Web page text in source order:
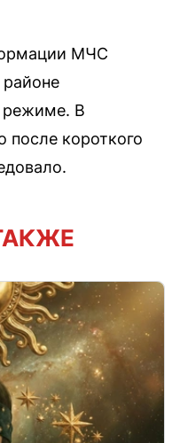
МЧС
режиме. В
после короткого